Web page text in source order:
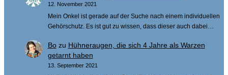
12. November 2021
Mein Onkel ist gerade auf der Suche nach einem individuellen
Gehörschutz. Es ist gut zu wissen, dass dieser auch dabei…
Bozu Hühneraugen, die sich 4 Jahre als Warzen
getarnt haben
13. September 2021